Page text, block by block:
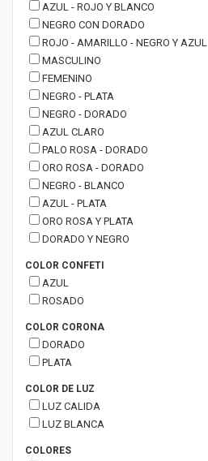
AZUL - ROJO Y BLANCO
NEGRO CON DORADO
ROJO - AMARILLO - NEGRO Y AZUL
MASCULINO
FEMENINO
NEGRO - PLATA
NEGRO - DORADO
AZUL CLARO
PALO ROSA - DORADO
ORO ROSA - DORADO
NEGRO - BLANCO
AZUL - PLATA
ORO ROSA Y PLATA
DORADO Y NEGRO
COLOR CONFETI
AZUL
ROSADO
COLOR CORONA
DORADO
PLATA
COLOR DE LUZ
LUZ CALIDA
LUZ BLANCA
COLORES